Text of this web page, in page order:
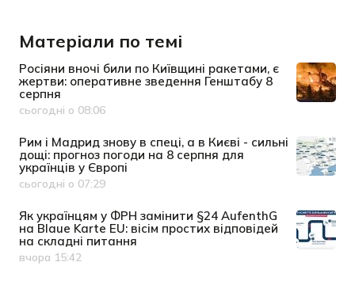
Матеріали по темі
Росіяни вночі били по Київщині ракетами, є
жертви: оперативне зведення Генштабу 8
серпня
Дата публікації
сьогодні о 08:06
Рим і Мадрид знову в спеці, а в Києві - сильні
дощі: прогноз погоди на 8 серпня для
українців у Європі
Дата публікації
сьогодні о 07:29
Як українцям у ФРН замінити §24 AufenthG
на Blaue Karte EU: вісім простих відповідей
на складні питання
Дата публікації
вчора 15:42